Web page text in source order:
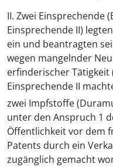
II. Zwei Einsprechende
Einsprechende II)
ein und beantragten
wegen mangelnder
erfinderischer Tätigkeit
Einsprechende II
zwei Impfstoffe
unter den Anspruch 1
Öffentlichkeit vor dem
Patents durch ein
zugänglich gemacht